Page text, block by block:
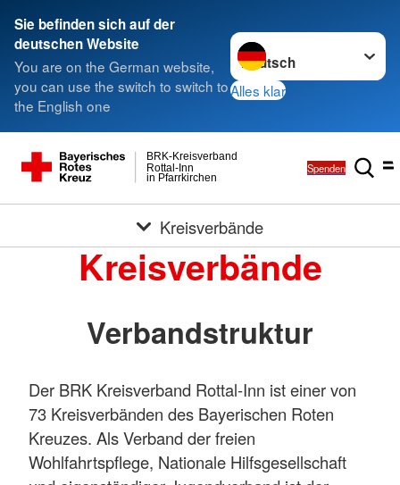
Sie befinden sich auf der
deutschen Website
You are on the German website,
you can use the switch to switch to
the English one
Sprache wechseln zu
Alles klar
in Pfarrkirchen
Rottal-Inn
BRK-Kreisverband
Spenden
Kreisverbände
Kreisverbände
Verbandstruktur
Der BRK Kreisverband Rottal-Inn ist einer von
73 Kreisverbänden des Bayerischen Roten
Kreuzes. Als Verband der freien
Wohlfahrtspflege, Nationale Hilfsgesellschaft